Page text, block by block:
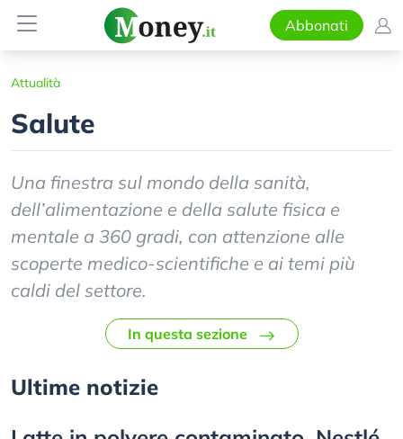
Abbonati
Attualità
Salute
Una finestra sul mondo della sanità,
dell’alimentazione e della salute fisica e
mentale a 360 gradi, con attenzione alle
scoperte medico-scientifiche e ai temi più
caldi del settore.
In questa sezione
Ultime notizie